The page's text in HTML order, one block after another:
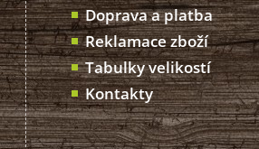
Doprava a platba
Reklamace zboží
Tabulky velikostí
Kontakty